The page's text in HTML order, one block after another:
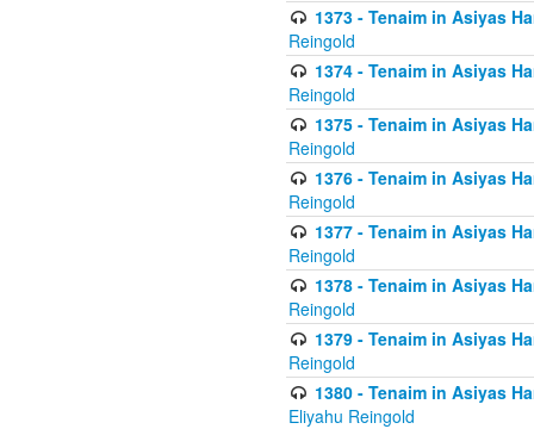
1373 - Tenaim in Asiyas
Reingold
1374 - Tenaim in Asiyas
Reingold
1375 - Tenaim in Asiyas
Reingold
1376 - Tenaim in Asiyas
Reingold
1377 - Tenaim in Asiyas
Reingold
1378 - Tenaim in Asiyas
Reingold
1379 - Tenaim in Asiyas
Reingold
1380 - Tenaim in Asiyas
Eliyahu Reingold